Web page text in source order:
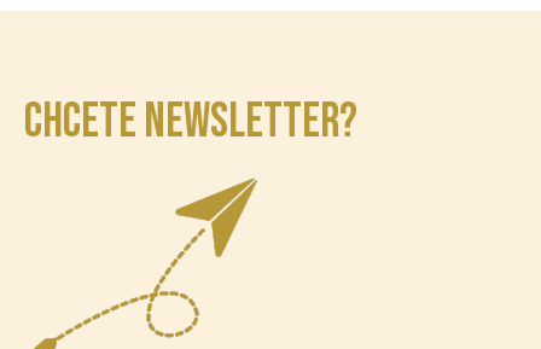
CHCETE NEWSLETTER?